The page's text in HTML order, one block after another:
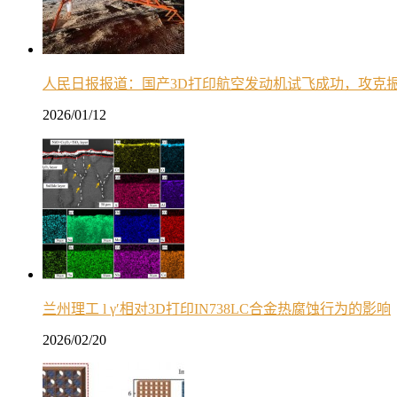
人民日报报道：国产3D打印航空发动机试飞成功，攻克
2026/01/12
兰州理工 l γ′相对3D打印IN738LC合金热腐蚀行为的影响
2026/02/20